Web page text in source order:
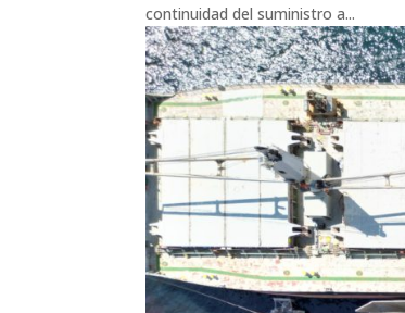
continuidad del suministro a...